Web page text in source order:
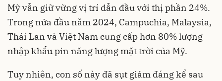
Mỹ vẫn giữ vững vị trí dẫn đầu với thị phần 24%.
Trong nửa đầu năm 2024, Campuchia, Malaysia,
Thái Lan và Việt Nam cung cấp hơn 80% lượng
nhập khẩu pin năng lượng mặt trời của Mỹ.
Tuy nhiên, con số này đã sụt giảm đáng kể sau